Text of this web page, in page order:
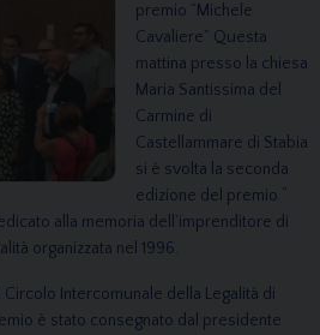
premio ”Michele
Cavaliere” Questa
mattina presso la chiesa
Maria Santissima del
Carmine di
Castellammare di Stabia
si è svolta la seconda
edizione del premio “
alla memoria dell’imprenditore di
organizzata nel 1996.
Intercomunale della Legalità di
è stato consegnato dal presidente